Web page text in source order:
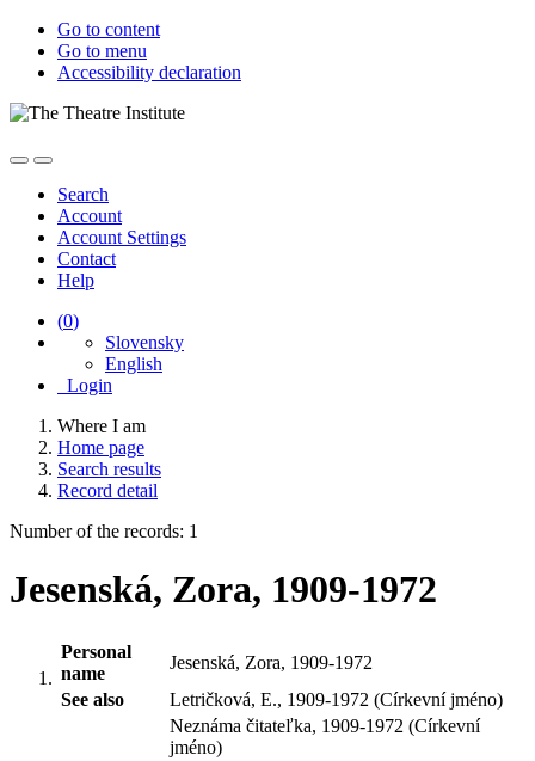
Go to content
Go to menu
Accessibility declaration
Search
Account
Account Settings
Contact
Help
(0)
Slovensky
English
Login
Where I am
Home page
Search results
Record detail
Number of the records: 1
Jesenská, Zora, 1909-1972
Personal
name
Jesenská, Zora, 1909-1972
See also
Letričková, E., 1909-1972 (Církevní jméno)
Neznáma čitateľka, 1909-1972 (Církevní
jméno)